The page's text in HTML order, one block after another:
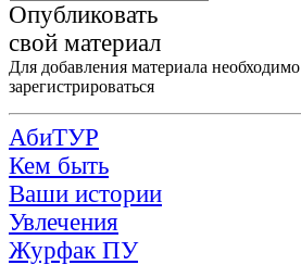
Опубликовать
свой материал
Для добавления материала необходимо
зарегистрироваться
АбиТУР
Кем быть
Ваши истории
Увлечения
Журфак ПУ